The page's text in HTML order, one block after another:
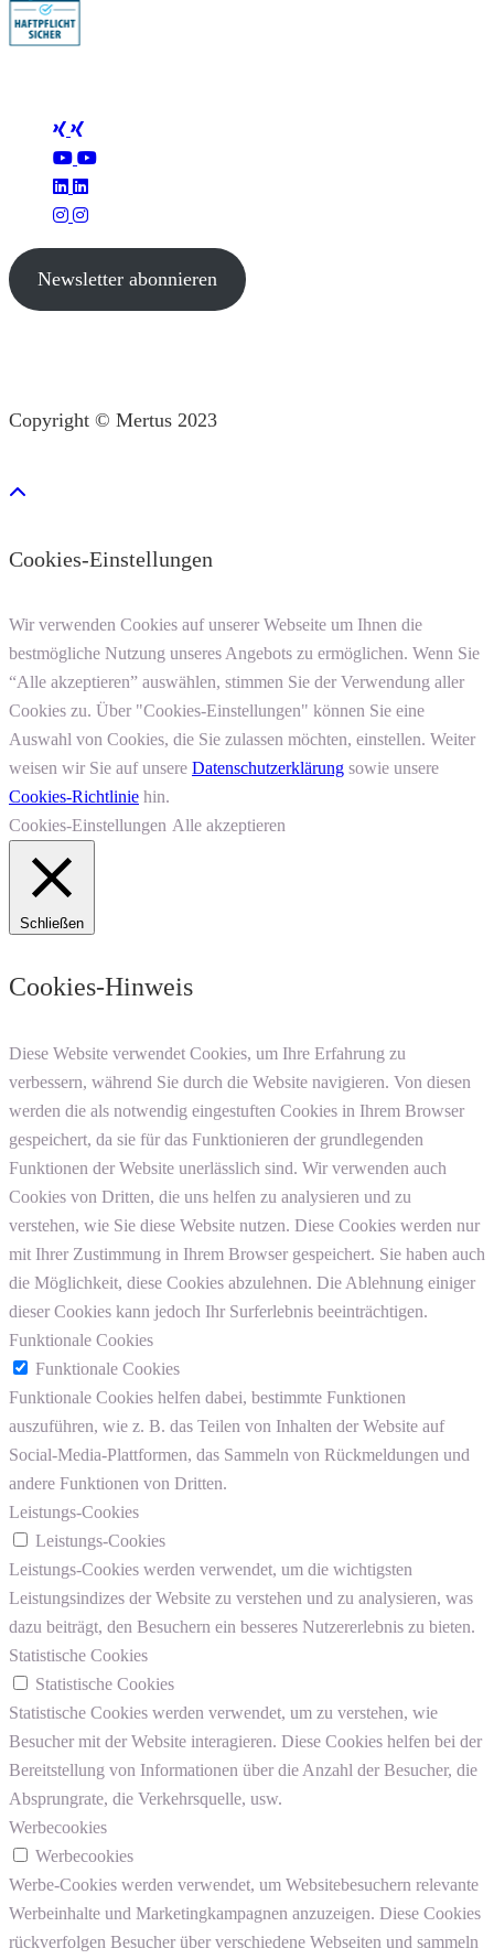
Newsletter abonnieren
Copyright © Mertus 2023
Cookies-Einstellungen
Wir verwenden Cookies auf unserer Webseite um Ihnen die
bestmögliche Nutzung unseres Angebots zu ermöglichen. Wenn Sie
“Alle akzeptieren” auswählen, stimmen Sie der Verwendung aller
Cookies zu. Über "Cookies-Einstellungen" können Sie eine
Auswahl von Cookies, die Sie zulassen möchten, einstellen. Weiter
weisen wir Sie auf unsere Datenschutzerklärung sowie unsere
Cookies-Richtlinie hin.
Cookies-Einstellungen Alle akzeptieren
Schließen
Cookies-Hinweis
Diese Website verwendet Cookies, um Ihre Erfahrung zu
verbessern, während Sie durch die Website navigieren. Von diesen
werden die als notwendig eingestuften Cookies in Ihrem Browser
gespeichert, da sie für das Funktionieren der grundlegenden
Funktionen der Website unerlässlich sind. Wir verwenden auch
Cookies von Dritten, die uns helfen zu analysieren und zu
verstehen, wie Sie diese Website nutzen. Diese Cookies werden nur
mit Ihrer Zustimmung in Ihrem Browser gespeichert. Sie haben auch
die Möglichkeit, diese Cookies abzulehnen. Die Ablehnung einiger
dieser Cookies kann jedoch Ihr Surferlebnis beeinträchtigen.
Funktionale Cookies
Funktionale Cookies
Funktionale Cookies helfen dabei, bestimmte Funktionen
auszuführen, wie z. B. das Teilen von Inhalten der Website auf
Social-Media-Plattformen, das Sammeln von Rückmeldungen und
andere Funktionen von Dritten.
Leistungs-Cookies
Leistungs-Cookies
Leistungs-Cookies werden verwendet, um die wichtigsten
Leistungsindizes der Website zu verstehen und zu analysieren, was
dazu beiträgt, den Besuchern ein besseres Nutzererlebnis zu bieten.
Statistische Cookies
Statistische Cookies
Statistische Cookies werden verwendet, um zu verstehen, wie
Besucher mit der Website interagieren. Diese Cookies helfen bei der
Bereitstellung von Informationen über die Anzahl der Besucher, die
Absprungrate, die Verkehrsquelle, usw.
Werbecookies
Werbecookies
Werbe-Cookies werden verwendet, um Websitebesuchern relevante
Werbeinhalte und Marketingkampagnen anzuzeigen. Diese Cookies
rückverfolgen Besucher über verschiedene Webseiten und sammeln